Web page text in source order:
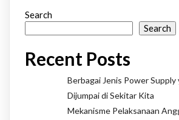
Search
Search
Recent Posts
Berbagai Jenis Power Supply
Dijumpai di Sekitar Kita
Mekanisme Pelaksanaan